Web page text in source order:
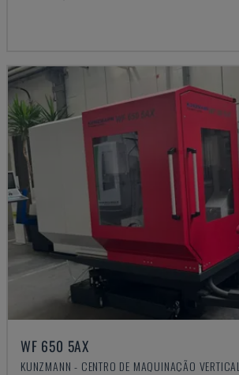
WF 650 5AX
KUNZMANN - CENTRO DE MAQUINAÇÃO VERTICAL